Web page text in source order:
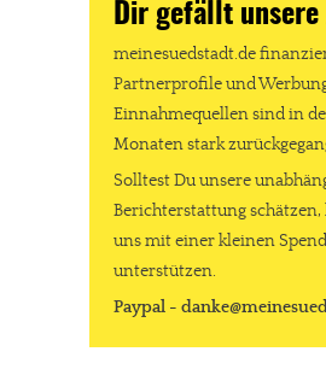
Dir gefällt
meinesuedstadt.de
Partnerprofile und
Einnahmequellen sind in
Monaten stark
Solltest Du unsere
Berichterstattung schätzen,
uns mit einer kleinen
unterstützen.
Paypal -